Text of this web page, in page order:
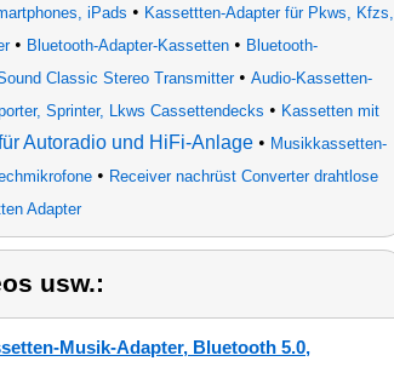
iPads • Kassettten-Adapter für Pkws, Kfzs,
• Bluetooth-Adapter-Kassetten • Bluetooth-
Classic Stereo Transmitter• Audio-Kassetten-
Sprinter, Lkws Cassettendecks • Kassetten mit
Autoradio und HiFi-Anlage• Musikkassetten-
• Receiver nachrüst Converter drahtlose
Adapter
usw.:
Musik-Adapter, Bluetooth 5.0,